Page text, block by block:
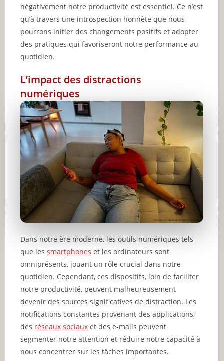
négativement notre productivité est essentiel. Ce n’est
qu’à travers une introspection honnête que nous
pourrons initier des changements positifs et adopter
des pratiques qui favoriseront notre performance au
quotidien.
L’impact des distractions
numériques
Dans notre ère moderne, les outils numériques tels
que lessmartphones et les ordinateurs sont
omniprésents, jouant un rôle crucial dans notre
quotidien. Cependant, ces dispositifs, loin de faciliter
notre productivité, peuvent malheureusement
devenir des sources significatives de distraction. Les
notifications constantes provenant des applications,
des réseaux sociaux et des e-mails peuvent
segmenter notre attention et réduire notre capacité à
nous concentrer sur les tâches importantes.